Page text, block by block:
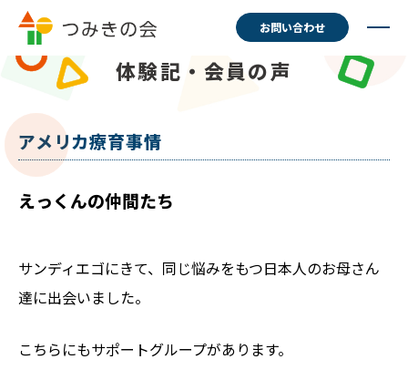
お問い合わせ
体験記・会員の声
アメリカ療育事情
えっくんの仲間たち
サンディエゴにきて、同じ悩みをもつ日本人のお母さん
達に出会いました。
こちらにもサポートグループがあります。